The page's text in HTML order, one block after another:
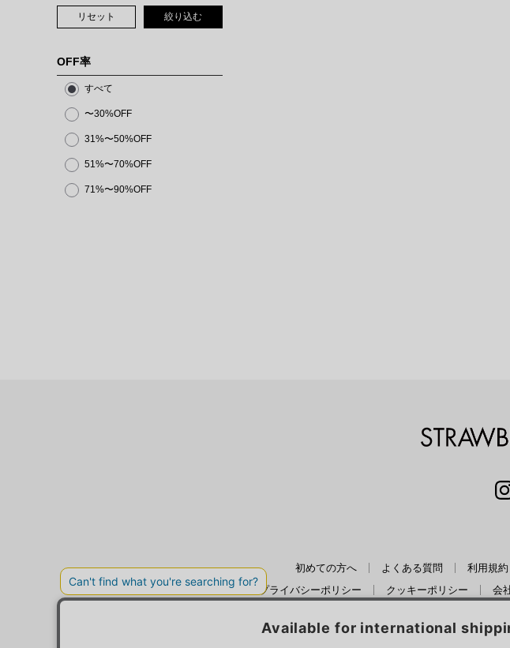
リセット 絞り込む
OFF率
すべて
〜30%OFF
31%〜50%OFF
51%〜70%OFF
71%〜90%OFF
初めての方へ よくある質問 利用規約
プライバシーポリシー
クッキーポリシー 会